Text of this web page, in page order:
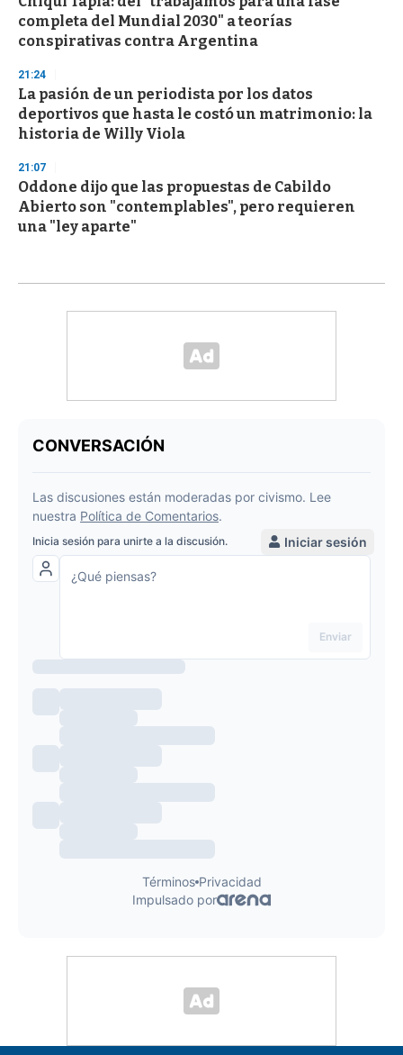
completa del Mundial 2030" a teorías
conspirativas contra Argentina
21:24
La pasión de un periodista por los datos
deportivos que hasta le costó un matrimonio: la
historia de Willy Viola
21:07
Oddone dijo que las propuestas de Cabildo
Abierto son "contemplables", pero requieren
una "ley aparte"